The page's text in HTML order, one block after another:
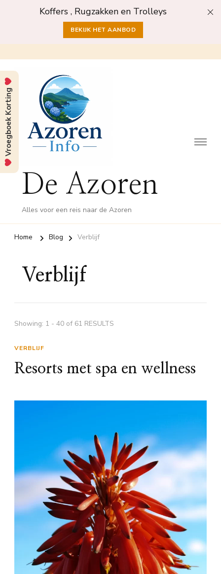
Koffers , Rugzakken en Trolleys
BEKIJK HET AANBOD
De Azoren
Alles voor een reis naar de Azoren
Home Blog Verblijf
Verblijf
Showing: 1 - 40 of 61 RESULTS
VERBLIJF
Resorts met spa en wellness
Vroegboek Korting